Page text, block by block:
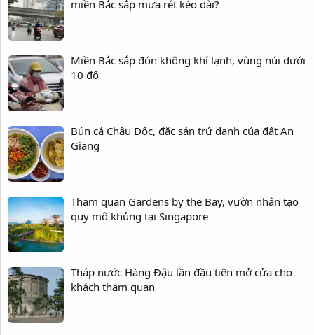
miền Bắc sắp mưa rét kéo dài?
Miền Bắc sắp đón không khí lạnh, vùng núi dưới
10 độ
Bún cá Châu Đốc, đặc sản trứ danh của đất An
Giang
Tham quan Gardens by the Bay, vườn nhân tạo
quy mô khủng tại Singapore
Tháp nước Hàng Đậu lần đầu tiên mở cửa cho
khách tham quan